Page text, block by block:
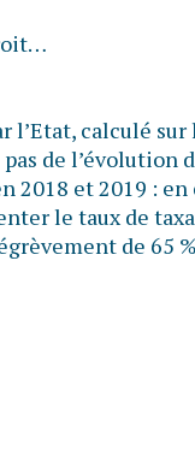
l’Etat, calculé sur
de l’évolution
2018 et 2019 : en
le taux de
de 65